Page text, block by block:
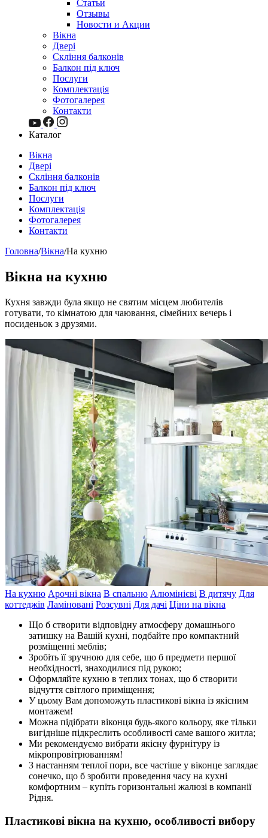
Статьи
Отзывы
Новости и Акции
Вікна
Двері
Скління балконів
Балкон під ключ
Послуги
Комплектація
Фотогалерея
Контакти
Каталог
Вікна
Двері
Скління балконів
Балкон під ключ
Послуги
Комплектація
Фотогалерея
Контакти
Головна/Вікна/На кухню
Вікна на кухню
Кухня завжди була якщо не святим місцем любителів
готувати, то кімнатою для чаювання, сімейних вечерь і
посиденьок з друзями.
На кухню Арочні вікна В спальню Алюмінієві В дитячу Для
коттеджів Ламіновані Розсувні Для дачі Ціни на вікна
Що б створити відповідну атмосферу домашнього
затишку на Вашій кухні, подбайте про компактний
розміщенні меблів;
Зробіть її зручною для себе, що б предмети першої
необхідності, знаходилися під рукою;
Оформляйте кухню в теплих тонах, що б створити
відчуття світлого приміщення;
У цьому Вам допоможуть пластикові вікна із якісним
монтажем!
Можна підібрати віконця будь-якого кольору, яке тільки
вигідніше підкреслить особливості саме вашого житла;
Ми рекомендуємо вибрати якісну фурнітуру із
мікропровітрюванням!
З настанням теплої пори, все частіше у віконце заглядає
сонечко, що б зробити проведення часу на кухні
комфортним – купіть горизонтальні жалюзі в компанії
Рідня.
Пластикові вікна на кухню, особливості вибору